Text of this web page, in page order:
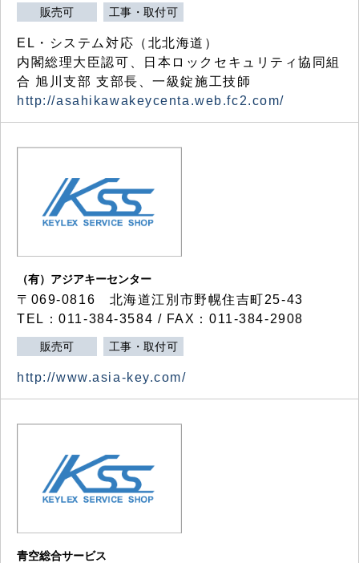
販売可 工事・取付可
EL・システム対応（北北海道）
内閣総理大臣認可、日本ロックセキュリティ協同組
合 旭川支部 支部長、一級錠施工技師
http://asahikawakeycenta.web.fc2.com/
（有）アジアキーセンター
〒069-0816 北海道江別市野幌住吉町25-43
TEL：011-384-3584 / FAX：011-384-2908
販売可 工事・取付可
http://www.asia-key.com/
青空総合サービス